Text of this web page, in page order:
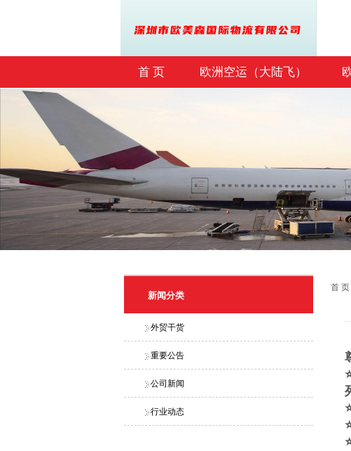
首 页 欧洲空运（大陆飞）
新闻分类
外贸干货
重要公告
公司新闻
行业动态
首 页